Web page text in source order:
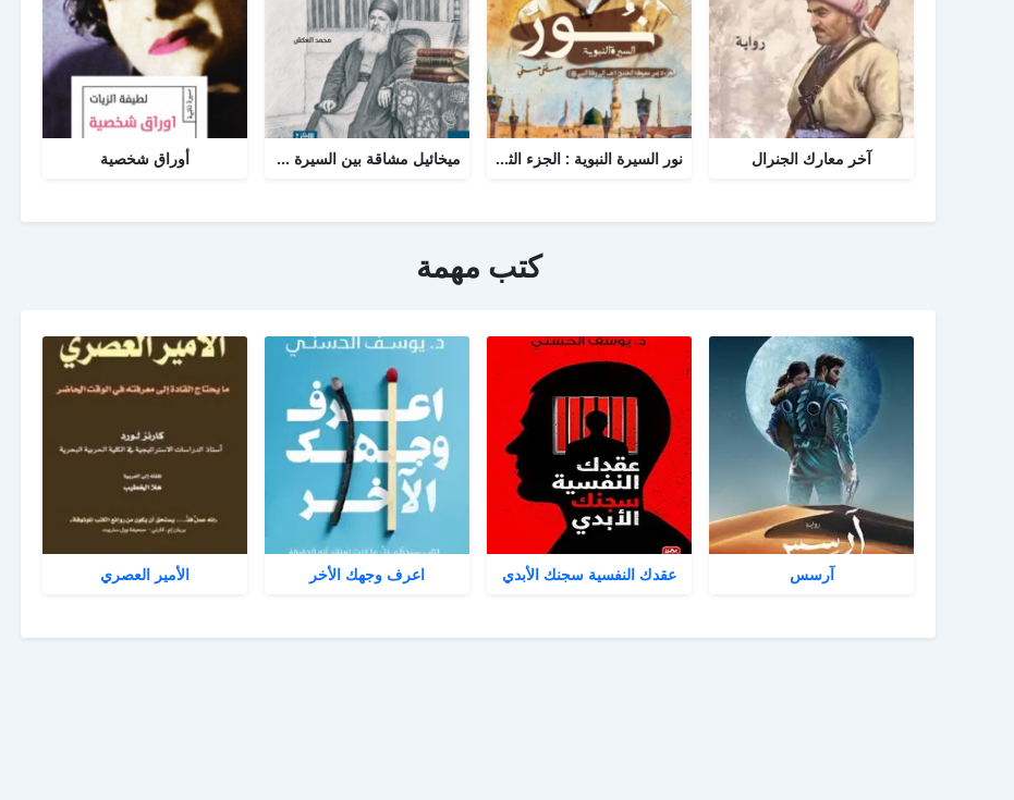
آخر معارك الجنرال نور السيرة النبوية : الجزء الثاني ميخائيل مشاقة بين السيرة والتاريخ أوراق شخصية
كتب مهمة
آرسس عقدك النفسية سجنك الأبدي اعرف وجهك الأخر الأمير العصري